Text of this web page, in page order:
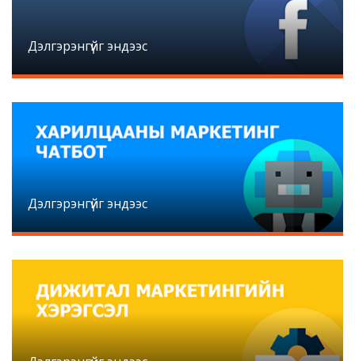
Дэлгэрэнгүйг эндээс
Дэлгэрэнгүйг эндээс